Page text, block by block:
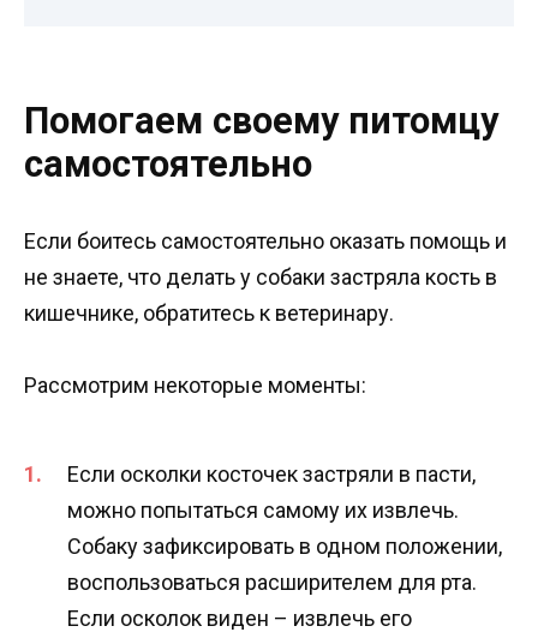
Помогаем своему питомцу
самостоятельно
Если боитесь самостоятельно оказать помощь и
не знаете, что делать у собаки застряла кость в
кишечнике, обратитесь к ветеринару.
Рассмотрим некоторые моменты:
Если осколки косточек застряли в пасти,
можно попытаться самому их извлечь.
Собаку зафиксировать в одном положении,
воспользоваться расширителем для рта.
Если осколок виден – извлечь его